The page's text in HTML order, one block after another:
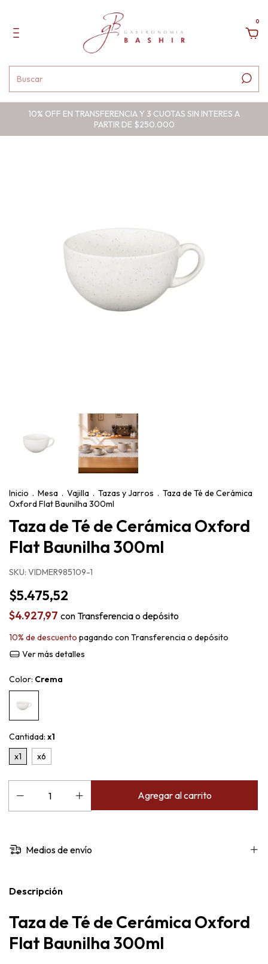
0
10% OFF EN TRANSFERENCIA Y 3 CUOTAS SIN INTERES A
PARTIR DE $250.000
Inicio . Mesa . Vajilla . Tazas y Jarros . Taza de Té de Cerámica
Oxford Flat Baunilha 300ml
Taza de Té de Cerámica Oxford
Flat Baunilha 300ml
SKU: VIDMER985109-1
$5.475,52
$4.927,97 conTransferencia o depósito
10% de descuento pagando con Transferencia o depósito
Ver más detalles
Color: Crema
Cantidad: x1
x1
x6
Medios de envío
Descripción
Taza de Té de Cerámica Oxford
Flat Baunilha 300ml